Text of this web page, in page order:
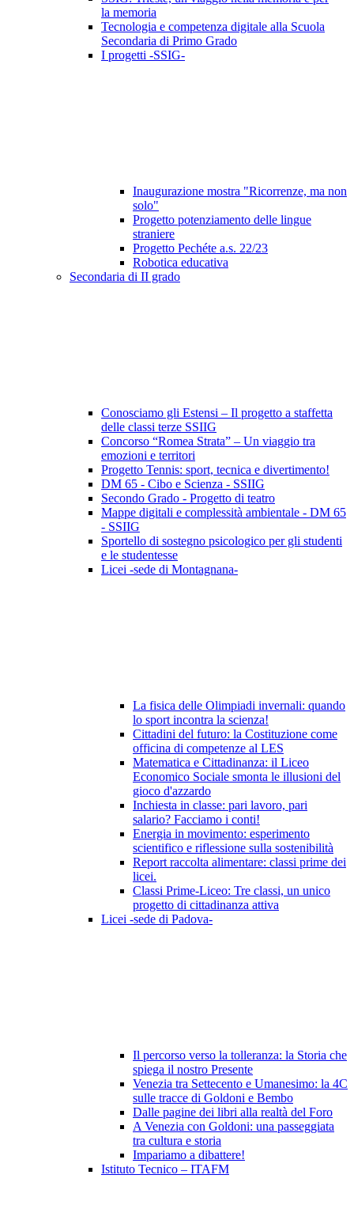
la memoria
Tecnologia e competenza digitale alla Scuola
Secondaria di Primo Grado
I progetti -SSIG-
Inaugurazione mostra "Ricorrenze, ma non
solo"
Progetto potenziamento delle lingue
straniere
Progetto Pechéte a.s. 22/23
Robotica educativa
Secondaria di II grado
Conosciamo gli Estensi – Il progetto a staffetta
delle classi terze SSIIG
Concorso “Romea Strata” – Un viaggio tra
emozioni e territori
Progetto Tennis: sport, tecnica e divertimento!
DM 65 - Cibo e Scienza - SSIIG
Secondo Grado - Progetto di teatro
Mappe digitali e complessità ambientale - DM 65
- SSIIG
Sportello di sostegno psicologico per gli studenti
e le studentesse
Licei -sede di Montagnana-
La fisica delle Olimpiadi invernali: quando
lo sport incontra la scienza!
Cittadini del futuro: la Costituzione come
officina di competenze al LES
Matematica e Cittadinanza: il Liceo
Economico Sociale smonta le illusioni del
gioco d'azzardo
Inchiesta in classe: pari lavoro, pari
salario? Facciamo i conti!
Energia in movimento: esperimento
scientifico e riflessione sulla sostenibilità
Report raccolta alimentare: classi prime dei
licei.
Classi Prime-Liceo: Tre classi, un unico
progetto di cittadinanza attiva
Licei -sede di Padova-
Il percorso verso la tolleranza: la Storia che
spiega il nostro Presente
Venezia tra Settecento e Umanesimo: la 4C
sulle tracce di Goldoni e Bembo
Dalle pagine dei libri alla realtà del Foro
A Venezia con Goldoni: una passeggiata
tra cultura e storia
Impariamo a dibattere!
Istituto Tecnico – ITAFM